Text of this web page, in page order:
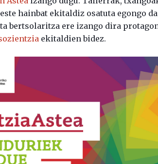
hainbat ekitaldiz osatuta egongo
bertsolaritza ere izango dira
ekitaldien bidez.